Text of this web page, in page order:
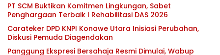
PT SCM Buktikan Komitmen Lingkungan, Sabet
Penghargaan Terbaik I Rehabilitasi DAS 2026
Carateker DPD KNPI Konawe Utara Inisiasi Perubahan,
Diskusi Pemuda Diagendakan
Panggung Ekspresi Bersahaja Resmi Dimulai, Wabup